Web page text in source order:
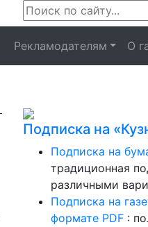
Рекламодателям О
Подписка на
Подписка на
традиционная
различными
Подписка на
формате PDF :